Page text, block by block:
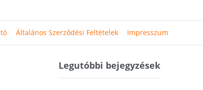
Általános Szerződési Feltételek Impresszum
Legutóbbi bejegyzések